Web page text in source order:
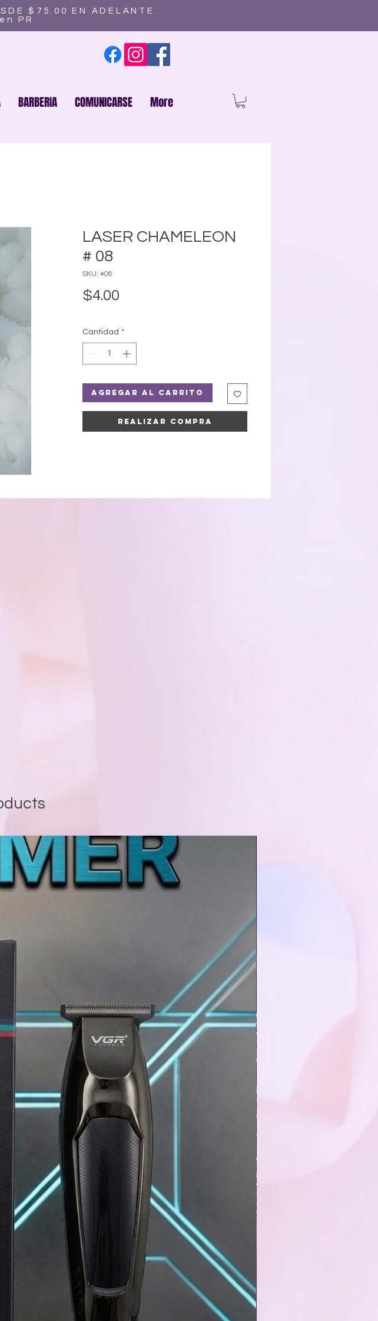
$75.00 EN ADELANTE.
PR.
BARBERIA COMUNICARSE More
LASER CHAMELEON
# 08
SKU: #08
$4.00
Cantidad *
Agregar al carrito
Realizar compra